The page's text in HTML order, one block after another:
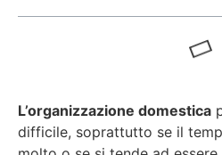
L’organizzazione domestica
difficile, soprattutto se il